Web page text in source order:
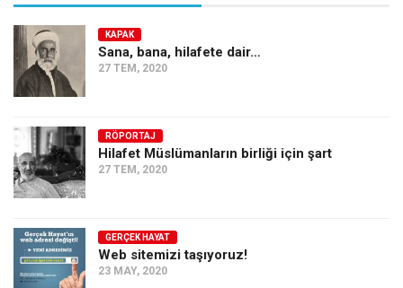
Kategoriler
Kültür Sanat
Kitap
Karisi kitap sualleri
7 soruda bu hafta
Ekonomi
Spor
Sağlık
Gıda-Beslenme
KAPAK
Sana, bana, hilafete dair…
27 TEM, 2020
RÖPORTAJ
Hilafet Müslümanların birliği için şart
27 TEM, 2020
GERÇEK HAYAT
Web sitemizi taşıyoruz!
23 MAY, 2020